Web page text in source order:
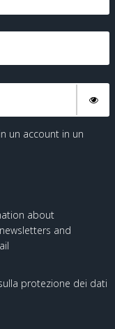
un account in un
about
and
protezione dei dati